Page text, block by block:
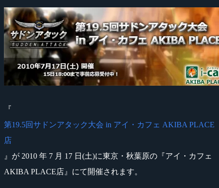
『
第19.5回サドンアタック大会 in アイ・カフェ AKIBA PLACE
店
』が 2010 年 7 月 17 日(土)に東京・秋葉原の『アイ・カフェ
AKIBA PLACE店』にて開催されます。